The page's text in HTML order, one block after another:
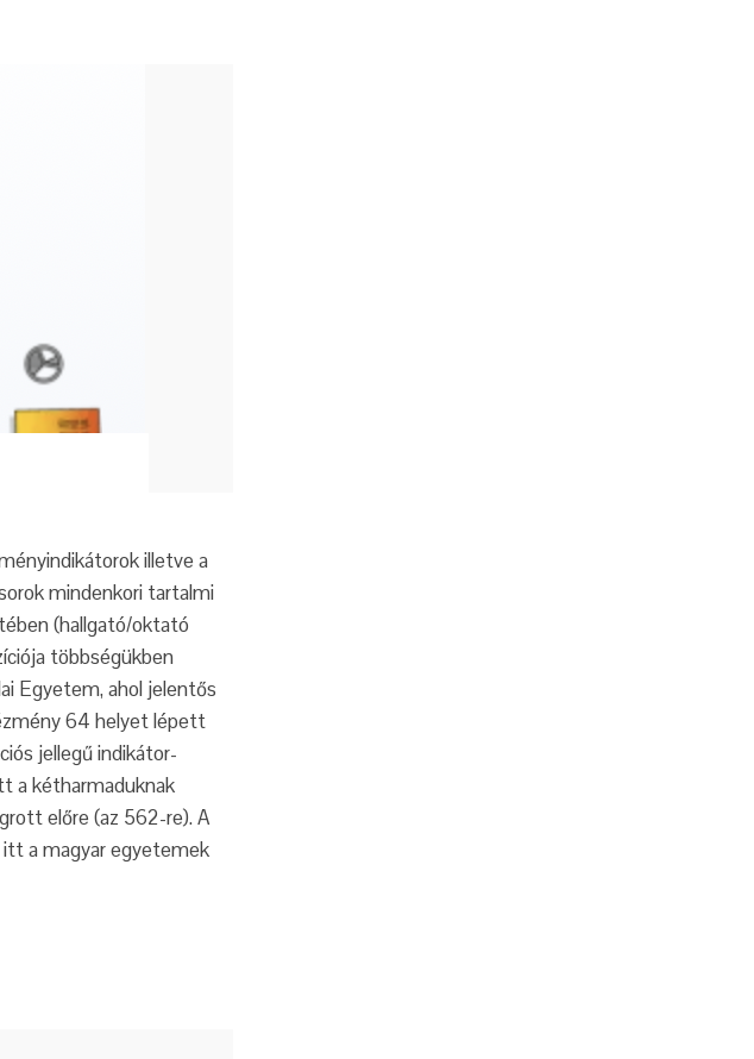
illetve a
mindenkori tartalmi
(hallgató/oktató
többségükben
Egyetem, ahol jelentős
64 helyet lépett
jellegű indikátor-
a kétharmaduknak
előre (az 562-re). A
a magyar egyetemek